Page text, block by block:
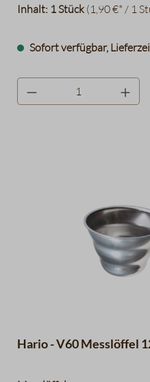
Inhalt: 1 Stück(1,90 €* / 1
Sofort verfügbar,
product.quantityLabel
Hario - V60 Messlöffel